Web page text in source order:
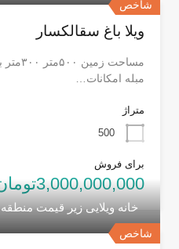
شاخص
ویلا باغ سقالکسار
مبله امکانات…
متراژ
500
برای فروش
3,000,000,000تومان
شاخص
خانه ویلایی زیر قیمت منطقه